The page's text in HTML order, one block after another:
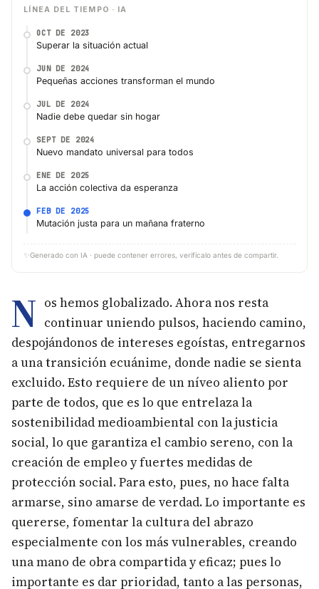
LÍNEA DEL TIEMPO · IA
OCT DE 2023
Superar la situación actual
JUN DE 2024
Pequeñas acciones transforman el mundo
JUL DE 2024
Nadie debe quedar sin hogar
SEPT DE 2024
Nuevo mandato universal para todos
ENE DE 2025
La acción colectiva da esperanza
FEB DE 2025
Mutación justa para un mañana fraterno
✨ Generado con IA · puede contener errores, verifícalo antes de compartir.
N os hemos globalizado. Ahora nos resta
continuar uniendo pulsos, haciendo camino,
despojándonos de intereses egoístas, entregarnos
a una transición ecuánime, donde nadie se sienta
excluido. Esto requiere de un níveo aliento por
parte de todos, que es lo que entrelaza la
sostenibilidad medioambiental con la justicia
social, lo que garantiza el cambio sereno, con la
creación de empleo y fuertes medidas de
protección social. Para esto, pues, no hace falta
armarse, sino amarse de verdad. Lo importante es
quererse, fomentar la cultura del abrazo
especialmente con los más vulnerables, creando
una mano de obra compartida y eficaz; pues lo
importante es dar prioridad, tanto a las personas,